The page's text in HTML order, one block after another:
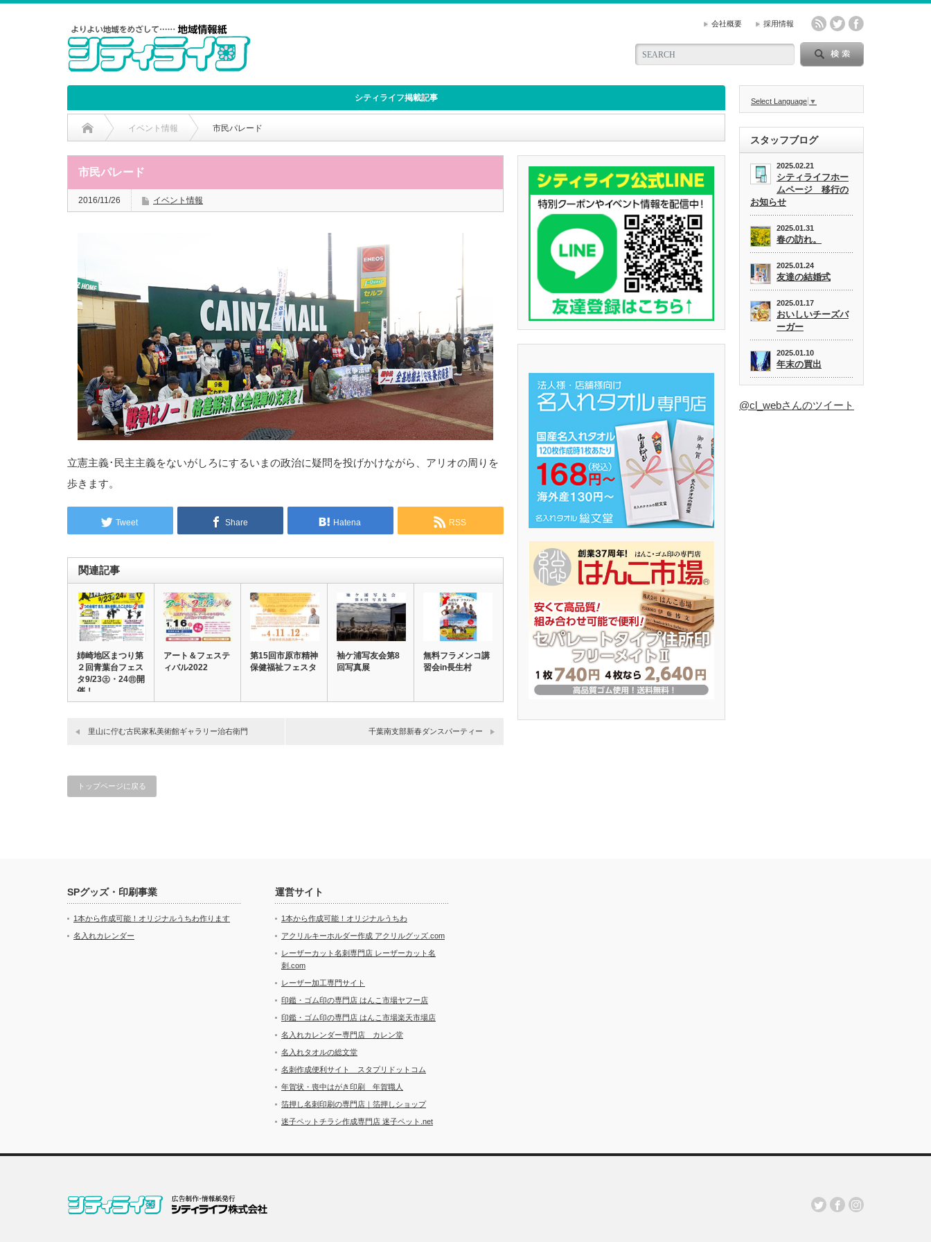
会社概要 採用情報
シティライフ掲載記事
イベント情報 市民パレード
市民パレード
2016/11/26 イベント情報
立憲主義･民主主義をないがしろにするいまの政治に疑問を投げかけながら、アリオの周りを
歩きます。
Tweet Share Hatena RSS
関連記事
姉崎地区まつり第
２回青葉台フェス
タ9/23㊏・24㊐開
催！
アート＆フェステ
ィバル2022
第15回市原市精神
保健福祉フェスタ
袖ケ浦写友会第8
回写真展
無料フラメンコ講
習会in長生村
里山に佇む古民家私美術館ギャラリー治右衛門 千葉南支部新春ダンスパーティー
トップページに戻る
Select Language ▼
スタッフブログ
2025.02.21
シティライフホー
ムページ 移行の
お知らせ
2025.01.31
春の訪れ。
2025.01.24
友達の結婚式
2025.01.17
おいしいチーズバ
ーガー
2025.01.10
年末の買出
@cl_webさんのツイート
SPグッズ・印刷事業
1本から作成可能！オリジナルうちわ作ります
名入れカレンダー
運営サイト
1本から作成可能！オリジナルうちわ
アクリルキーホルダー作成 アクリルグッズ.com
レーザーカット名刺専門店 レーザーカット名
刺.com
レーザー加工専門サイト
印鑑・ゴム印の専門店 はんこ市場ヤフー店
印鑑・ゴム印の専門店 はんこ市場楽天市場店
名入れカレンダー専門店 カレン堂
名入れタオルの総文堂
名刺作成便利サイト スタプリドットコム
年賀状・喪中はがき印刷 年賀職人
箔押し名刺印刷の専門店｜箔押しショップ
迷子ペットチラシ作成専門店 迷子ペット.net